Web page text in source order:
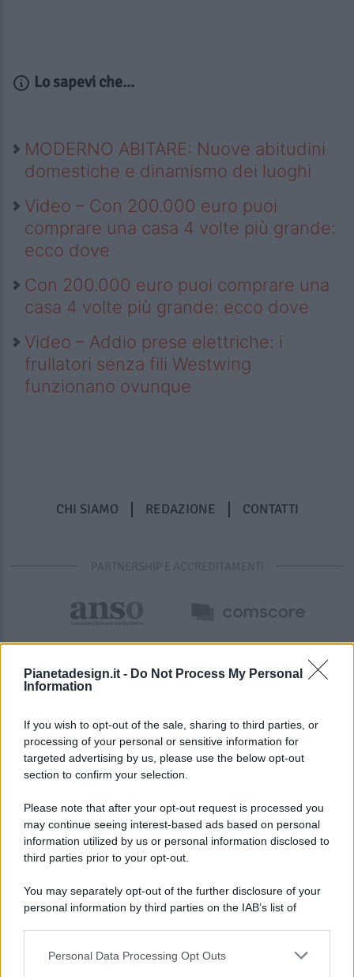
Pianetadesign.it - Do Not Process My Personal
Information
If you wish to opt-out of the sale, sharing to third parties, or
processing of your personal or sensitive information for
targeted advertising by us, please use the below opt-out
section to confirm your selection.
Please note that after your opt-out request is processed you
may continue seeing interest-based ads based on personal
information utilized by us or personal information disclosed to
third parties prior to your opt-out.
You may separately opt-out of the further disclosure of your
personal information by third parties on the IAB’s list of
This information may also be disclosed by us to third parties
Personal Data Processing Opt Outs
Lo sapevi che...
MODERNO ABITARE: Nuove abitudini
domestiche e dinamismo dei luoghi
Video – Con 200.000 euro puoi
comprare una casa 4 volte più grande:
ecco dove
Con 200.000 euro puoi comprare una
casa 4 volte più grande: ecco dove
Video – Addio prese elettriche: i
frullatori senza fili Westwing
funzionano ovunque
CHI SIAMO REDAZIONE CONTATTI
PARTNERSHIP E ACCREDITAMENTI
© 2026 - Pianeta Design - P.IVA 04827280654 - Testata
Registrata Al Tribunale Di Nocera Inferiore N. 8/2020 - RG N.
ISCRIZIONE AL ROC N. 35792 – ISCRITTA ALL’ANSO
(ASSOCIAZIONE NAZIONALE STAMPA ONLINE)
PREFERENZE PRIVACY